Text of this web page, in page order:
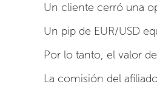
Un cliente cerró una
Un pip de EUR/USD
Por lo tanto, el valor
La comisión del